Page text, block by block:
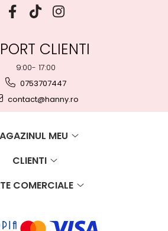
CLIENTI
9:00- 17:00
0753707447
contact@hanny.ro
MEU
CLIENTI
COMERCIALE